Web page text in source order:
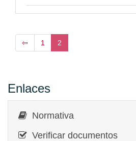
⇦ 1 2
Enlaces
Normativa
Verificar documentos